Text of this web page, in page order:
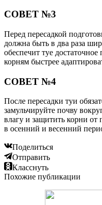
СОВЕТ №3
Перед пересадкой
должна быть в два раза
обеспечит туе
корням быстрее
СОВЕТ №4
После пересадки туи
замульчируйте почву
влагу и защитить корни от
в осенний и весенний
Поделиться
Отправить
Класснуть
Похожие публикации